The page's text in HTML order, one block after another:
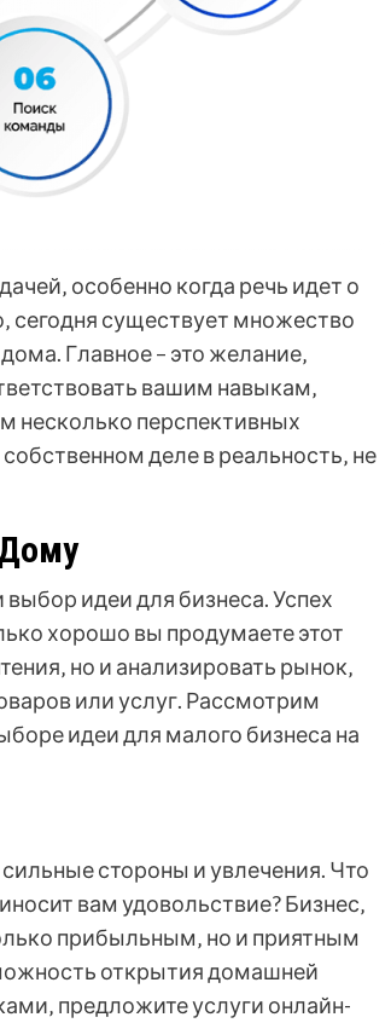
особенно когда речь идет о
сегодня существует множество
Главное – это желание‚
вашим навыкам‚
несколько перспективных
деле в реальность‚ не
идеи для бизнеса. Успех
хорошо вы продумаете этот
но и анализировать рынок‚
или услуг. Рассмотрим
идеи для малого бизнеса на
стороны и увлечения. Что
вам удовольствие? Бизнес‚
прибыльным‚ но и приятным
открытия домашней
предложите услуги онлайн-